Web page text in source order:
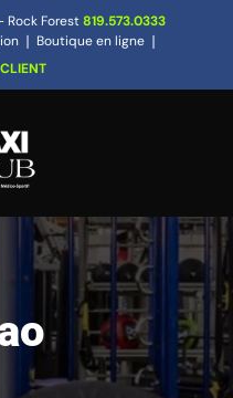
Rock Forest819.573.0333
❘ Boutique en ligne ❘